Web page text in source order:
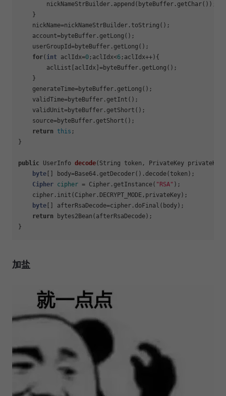
        nickNameStrBuilder.append(byteBuffer.getChar());
    }
    nickName=nickNameStrBuilder.toString();
    account=byteBuffer.getLong();
    userGroupId=byteBuffer.getLong();
for( int aclIdx=0 ;aclIdx<6 ;aclIdx++){
        aclList[aclIdx]=byteBuffer.getLong();
    }
    generateTime=byteBuffer.getLong();
    validTime=byteBuffer.getInt();
    validUnit=byteBuffer.getShort();
    source=byteBuffer.getShort();
return this ;
}
public UserInfo decode(String token, PrivateKey privateKey)
byte [] body=Base64.getDecoder().decode(token);
Cipher cipher = Cipher.getInstance( "RSA" );
    cipher.init(Cipher.DECRYPT_MODE,privateKey);
byte [] afterRsaDecode=cipher.doFinal(body);
return bytes2Bean(afterRsaDecode);
加盐